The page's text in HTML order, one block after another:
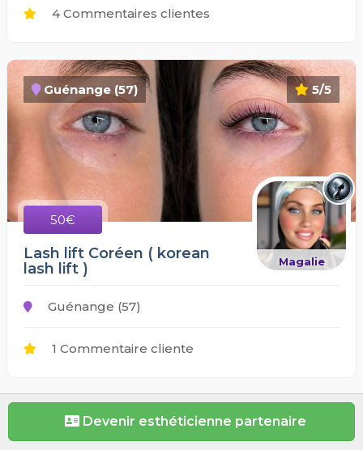
4 Commentaires clientes
5/5
Guénange (57)
50€
Magalie
Lash lift Coréen ( korean
lash lift )
Guénange (57)
1 Commentaire cliente
Thionville (57)
Devenir esthéticienne partenaire